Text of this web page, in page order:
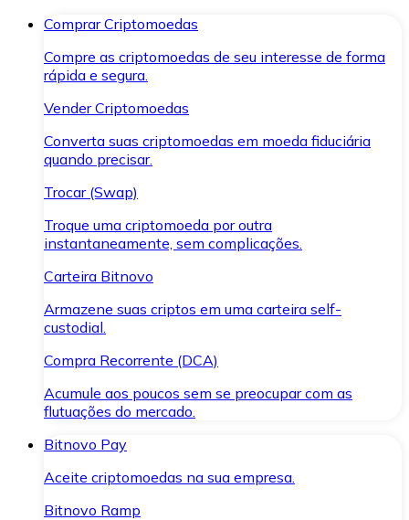
Comprar Criptomoedas
Compre as criptomoedas de seu interesse de forma
rápida e segura.
Vender Criptomoedas
Converta suas criptomoedas em moeda fiduciária
quando precisar.
Trocar (Swap)
Troque uma criptomoeda por outra
instantaneamente, sem complicações.
Carteira Bitnovo
Armazene suas criptos em uma carteira self-
custodial.
Compra Recorrente (DCA)
Acumule aos poucos sem se preocupar com as
flutuações do mercado.
Bitnovo Pay
Aceite criptomoedas na sua empresa.
Bitnovo Ramp